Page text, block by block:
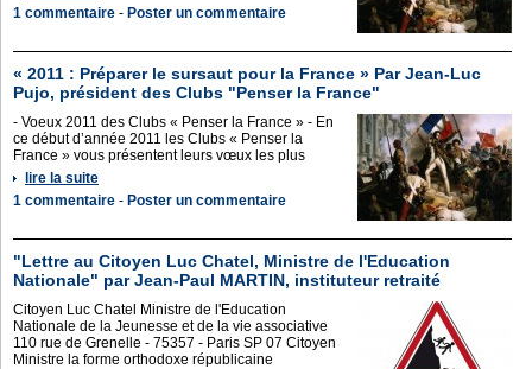
1 commentaire - Poster un commentaire
« 2011 : Préparer le sursaut pour la France » Par Jean-Luc
Pujo, président des Clubs "Penser la France"
- Voeux 2011 des Clubs « Penser la France » - En
ce début d’année 2011 les Clubs « Penser la
France » vous présentent leurs vœux les plus
lire la suite
1 commentaire - Poster un commentaire
"Lettre au Citoyen Luc Chatel, Ministre de l'Education
Nationale" par Jean-Paul MARTIN, instituteur retraité
Citoyen Luc Chatel Ministre de l'Education
Nationale de la Jeunesse et de la vie associative
110 rue de Grenelle - 75357 - Paris SP 07 Citoyen
Ministre la forme orthodoxe républicaine